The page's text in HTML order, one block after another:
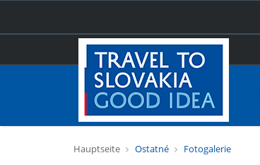
Hauptseite Ostatné Fotogalerie